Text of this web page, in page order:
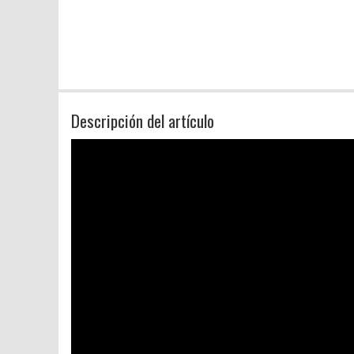
Descripción del artículo